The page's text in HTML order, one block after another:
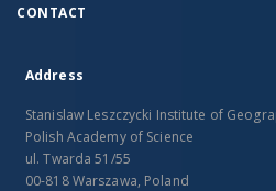
CONTACT
Address
Stanislaw Leszczycki Institute of
Polish Academy of Science
ul. Twarda 51/55
00-818 Warszawa, Poland